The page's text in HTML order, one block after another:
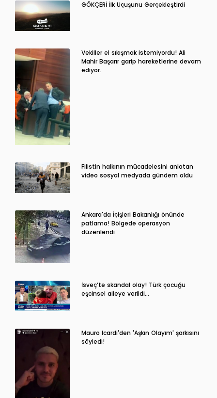
GÖKÇERİ İlk Uçuşunu Gerçekleştirdi
Vekiller el sıkışmak istemiyordu! Ali
Mahir Başarır garip hareketlerine devam
ediyor.
Filistin halkının mücadelesini anlatan
video sosyal medyada gündem oldu
Ankara'da İçişleri Bakanlığı önünde
patlama! Bölgede operasyon
düzenlendi
İsveç’te skandal olay! Türk çocuğu
eşcinsel aileye verildi…
Mauro Icardi'den 'Aşkın Olayım' şarkısını
söyledi!